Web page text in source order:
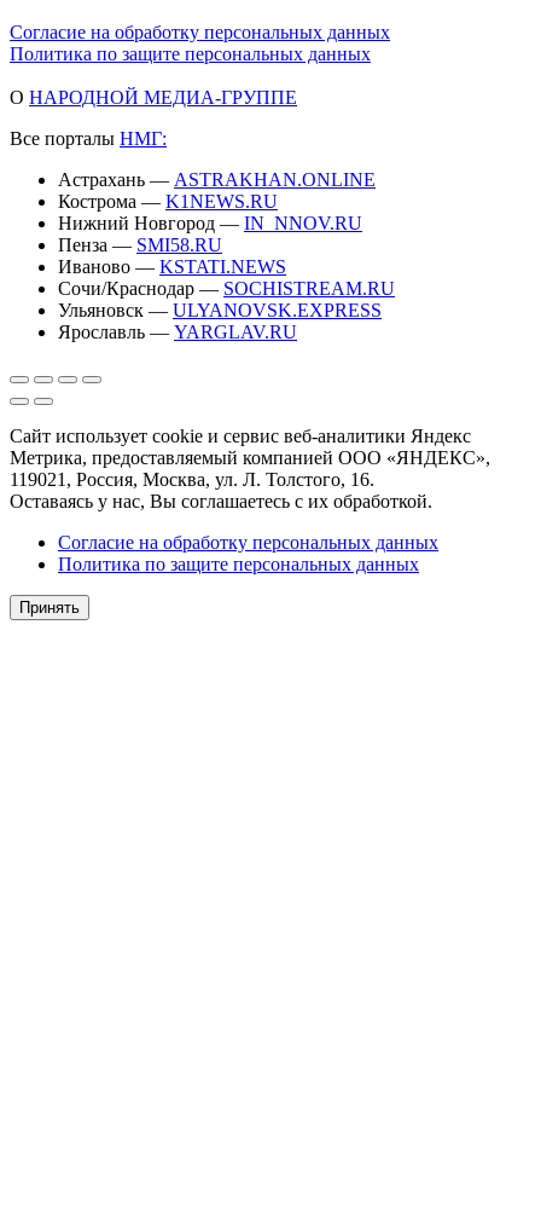
Согласие на обработку персональных данных
Политика по защите персональных данных
О НАРОДНОЙ МЕДИА-ГРУППЕ
Все порталы НМГ:
Астрахань — ASTRAKHAN.ONLINE
Кострома — K1NEWS.RU
Нижний Новгород — IN_NNOV.RU
Пенза — SMI58.RU
Иваново — KSTATI.NEWS
Сочи/Краснодар — SOCHISTREAM.RU
Ульяновск — ULYANOVSK.EXPRESS
Ярославль — YARGLAV.RU
Сайт использует cookie и сервис веб-аналитики Яндекс
Метрика, предоставляемый компанией ООО «ЯНДЕКС»,
119021, Россия, Москва, ул. Л. Толстого, 16.
Оставаясь у нас, Вы соглашаетесь с их обработкой.
Согласие на обработку персональных данных
Политика по защите персональных данных
Принять